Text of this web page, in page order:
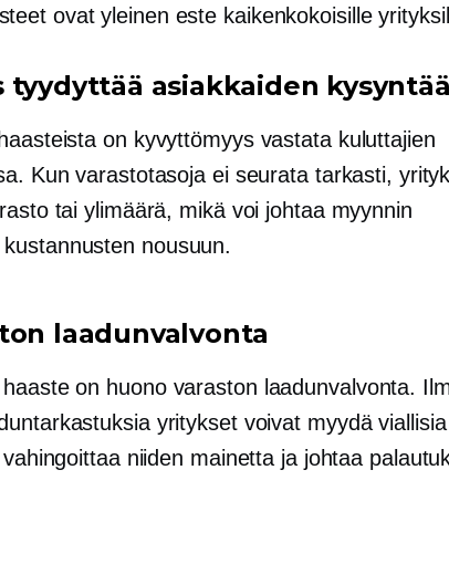
ovat yleinen este kaikenkokoisille
tyydyttää asiakkaiden kysyntää
on kyvyttömyys vastata kuluttajien
Kun varastotasoja ei seurata tarkasti,
tai ylimäärä, mikä voi johtaa myynnin
nousuun.
laadunvalvonta
on huono varaston laadunvalvonta.
yritykset voivat myydä viallisia
niiden mainetta ja johtaa